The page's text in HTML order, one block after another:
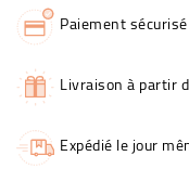
Paiement sécurisé
Livraison à partir
Expédié le jour